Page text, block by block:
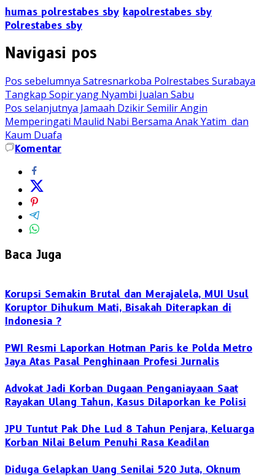
humas polrestabes sby kapolrestabes sby
Polrestabes sby
Navigasi pos
Pos sebelumnya Satresnarkoba Polrestabes Surabaya
Tangkap Sopir yang Nyambi Jualan Sabu
Pos selanjutnya Jamaah Dzikir Semilir Angin
Memperingati Maulid Nabi Bersama Anak Yatim dan
Kaum Duafa
Komentar
Baca Juga
Korupsi Semakin Brutal dan Merajalela, MUI Usul
Koruptor Dihukum Mati, Bisakah Diterapkan di
Indonesia ?
PWI Resmi Laporkan Hotman Paris ke Polda Metro
Jaya Atas Pasal Penghinaan Profesi Jurnalis
Advokat Jadi Korban Dugaan Penganiayaan Saat
Rayakan Ulang Tahun, Kasus Dilaporkan ke Polisi
JPU Tuntut Pak Dhe Lud 8 Tahun Penjara, Keluarga
Korban Nilai Belum Penuhi Rasa Keadilan
Diduga Gelapkan Uang Senilai 520 Juta, Oknum